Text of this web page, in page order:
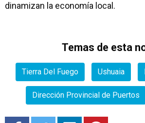
dinamizan la economía local.
Temas de esta
Tierra Del Fuego Ushuaia
Dirección Provincial de Puertos